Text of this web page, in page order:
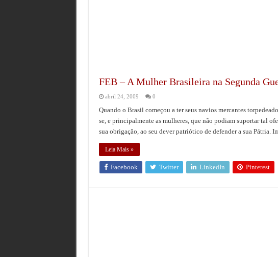
FEB – A Mulher Brasileira na Segunda
abril 24, 2009 0
Quando o Brasil começou a ter seus navios mercantes
se, e principalmente as mulheres, que não podiam suportar tal
sua obrigação, ao seu dever patriótico de defender a sua Pátria.
Leia Mais »
Facebook Twitter LinkedIn Pinterest